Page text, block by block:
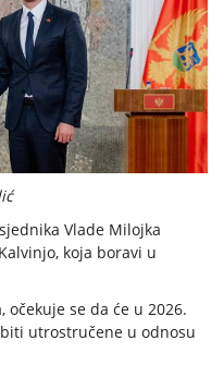
Vlade Milojka
koja boravi u
očekuje se da će u 2026.
utrostručene u odnosu